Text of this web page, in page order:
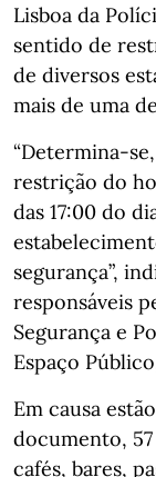
Lisboa da
sentido de
de diversos
mais de uma
“Determina-
restrição do
das 17:00 do
segurança”,
responsáveis
Segurança e
Espaço
Em causa
documento,
cafés, bares,